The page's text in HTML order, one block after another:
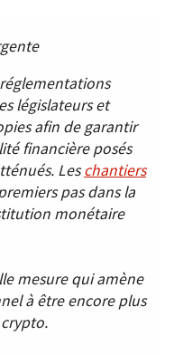
législateurs et
afin de garantir
financière posés
Leschantiers
pas dans la
monétaire
mesure qui amène
à être encore plus